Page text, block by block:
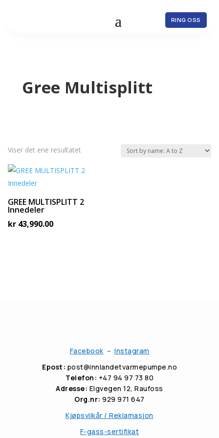
RING OSS
Gree Multisplitt
Viser det ene resultatet
GREE MULTISPLITT 2
Innedeler
kr43,990.00
Facebook – Instagram
Epost: post@innlandetvarmepumpe.no
Telefon: +47 94 97 73 80
Adresse: Elgvegen 12, Raufoss
Org.nr: 929 971 647
Kjøpsvilkår / Reklamasjon
F-gass-sertifikat